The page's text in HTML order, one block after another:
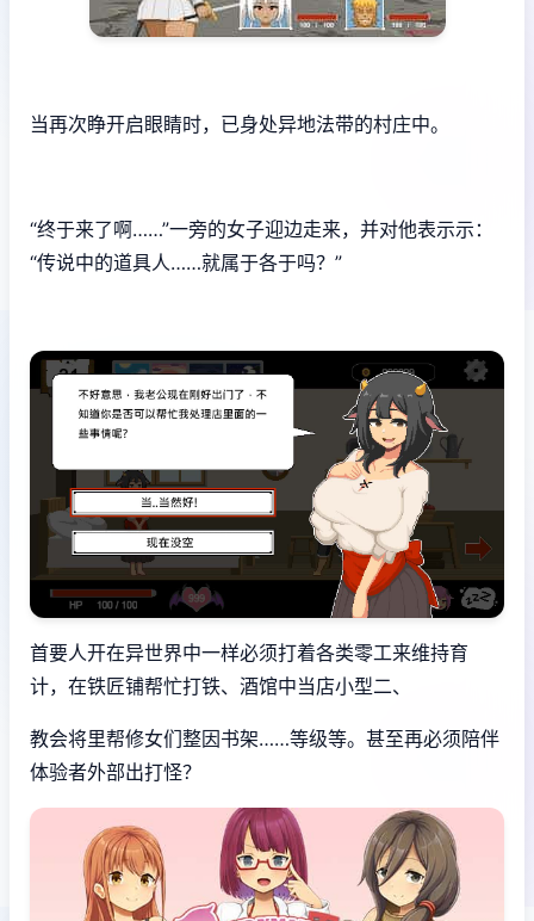
当再次睁开启眼睛时，已身处异地法带的村庄中。
“终于来了啊……”一旁的女子迎边走来，并对他表示示：
“传说中的道具人……就属于各于吗？”
首要人开在异世界中一样必须打着各类零工来维持育
计，在铁匠铺帮忙打铁、酒馆中当店小型二、
教会将里帮修女们整因书架……等级等。甚至再必须陪伴
体验者外部出打怪？